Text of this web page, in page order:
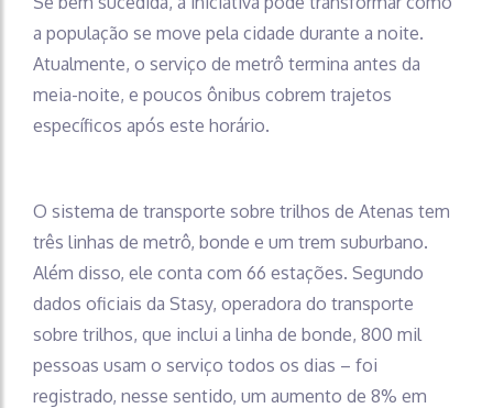
a população se move pela cidade durante a noite.
Atualmente, o serviço de metrô termina antes da
meia-noite, e poucos ônibus cobrem trajetos
específicos após este horário.
O sistema de transporte sobre trilhos de Atenas tem
três linhas de metrô, bonde e um trem suburbano.
Além disso, ele conta com 66 estações. Segundo
dados oficiais da Stasy, operadora do transporte
sobre trilhos, que inclui a linha de bonde, 800 mil
pessoas usam o serviço todos os dias – foi
registrado, nesse sentido, um aumento de 8% em